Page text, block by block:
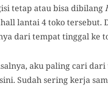
tetap atau bisa dibilang
lantai 4 toko tersebut.
dari tempat tinggal ke
aku paling cari
Sudah sering kerja